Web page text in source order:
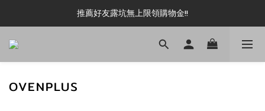
新加入會員即可現領 50元購物金!!
推薦好友露坑無上限領購物金!!
新加入會員即可現領 50元購物金!!
OVENPLUS